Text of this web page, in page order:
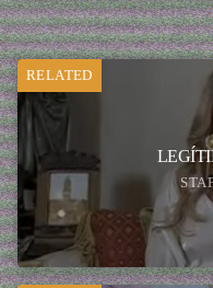
RELATED